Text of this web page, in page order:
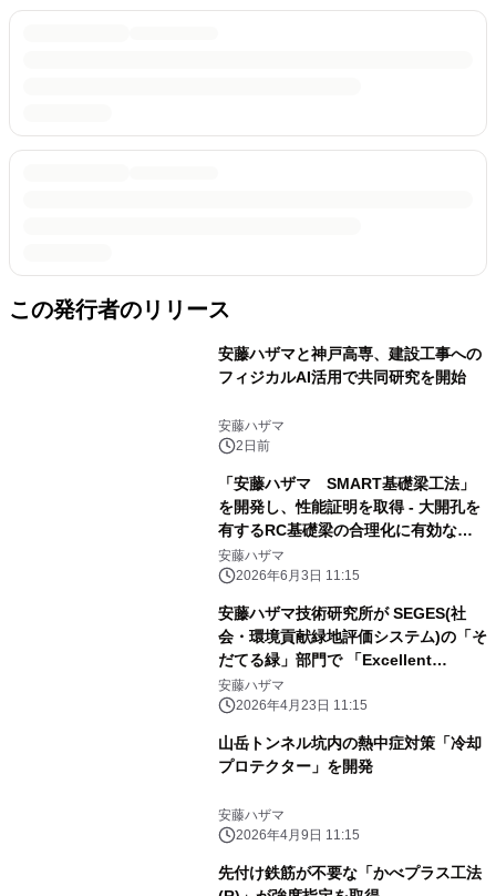
この発行者のリリース
安藤ハザマと神戸高専、建設工事への
フィジカルAI活用で共同研究を開始
安藤ハザマ
2日前
「安藤ハザマ SMART基礎梁工法」
を開発し、性能証明を取得 - 大開孔を
有するRC基礎梁の合理化に有効な補
強工法 -
安藤ハザマ
2026年6月3日 11:15
安藤ハザマ技術研究所が SEGES(社
会・環境貢献緑地評価システム)の「そ
だてる緑」部門で 「Excellent
Stage2」認定を取得
安藤ハザマ
2026年4月23日 11:15
山岳トンネル坑内の熱中症対策「冷却
プロテクター」を開発
安藤ハザマ
2026年4月9日 11:15
先付け鉄筋が不要な「かべプラス工法